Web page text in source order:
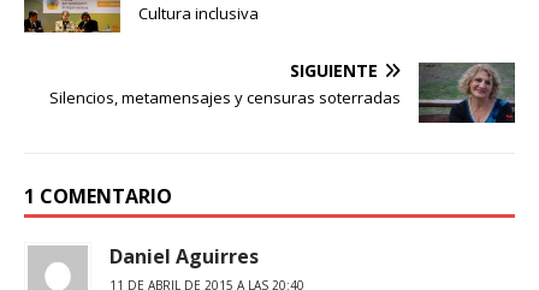
p
p
a
m
e
s
t
i
Cultura inclusiva
SIGUIENTE
Silencios, metamensajes y censuras soterradas
1 COMENTARIO
Daniel Aguirres
11 DE ABRIL DE 2015 A LAS 20:40